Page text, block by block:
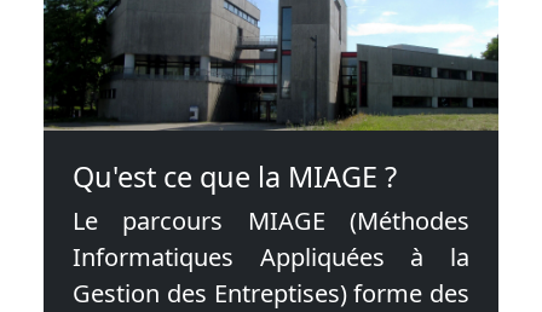
Qu'est ce que la MIAGE ?
Le parcours MIAGE (Méthodes
Informatiques Appliquées à la
Gestion des Entreptises) forme des